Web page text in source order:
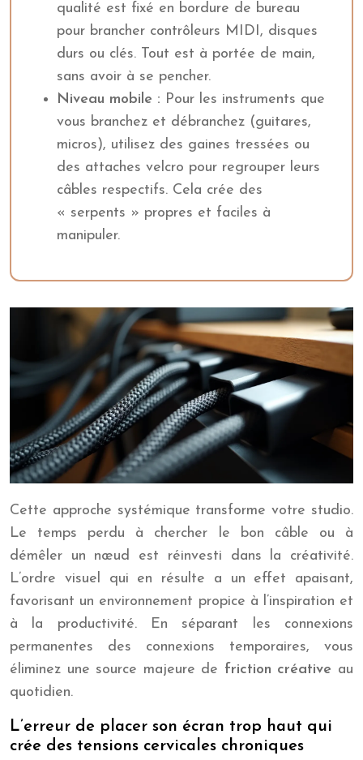
qualité est fixé en bordure de bureau
pour brancher contrôleurs MIDI, disques
durs ou clés. Tout est à portée de main,
sans avoir à se pencher.
Niveau mobile : Pour les instruments que
vous branchez et débranchez (guitares,
micros), utilisez des gaines tressées ou
des attaches velcro pour regrouper leurs
câbles respectifs. Cela crée des
« serpents » propres et faciles à
manipuler.
Cette approche systémique transforme votre studio.
Le temps perdu à chercher le bon câble ou à
démêler un nœud est réinvesti dans la créativité.
L’ordre visuel qui en résulte a un effet apaisant,
favorisant un environnement propice à l’inspiration et
à la productivité. En séparant les connexions
permanentes des connexions temporaires, vous
éliminez une source majeure de friction créative au
quotidien.
L’erreur de placer son écran trop haut qui
crée des tensions cervicales chroniques